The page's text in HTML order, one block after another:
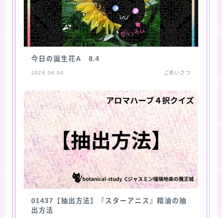
今日の誕生花A 8.4
2026.08.04 ごあいさつ
01437【抽出方法】『スターアニス』精油の抽
出方法